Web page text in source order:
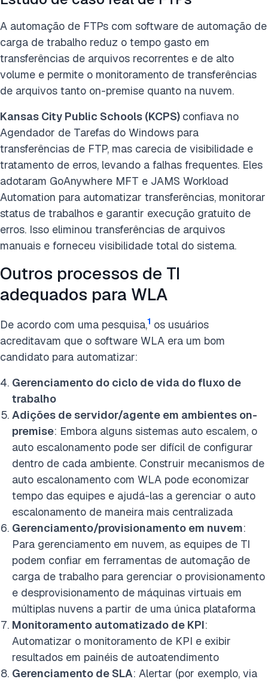
A automação de FTPs com software de automação de
carga de trabalho reduz o tempo gasto em
transferências de arquivos recorrentes e de alto
volume e permite o monitoramento de transferências
de arquivos tanto on-premise quanto na nuvem.
Kansas City Public Schools (KCPS) confiava no
Agendador de Tarefas do Windows para
transferências de FTP, mas carecia de visibilidade e
tratamento de erros, levando a falhas frequentes. Eles
adotaram GoAnywhere MFT e JAMS Workload
Automation para automatizar transferências, monitorar
status de trabalhos e garantir execução gratuito de
erros. Isso eliminou transferências de arquivos
manuais e forneceu visibilidade total do sistema.
Outros processos de TI
adequados para WLA
De acordo com uma pesquisa,1 os usuários
acreditavam que o software WLA era um bom
candidato para automatizar:
Gerenciamento do ciclo de vida do fluxo de
trabalho
Adições de servidor/agente em ambientes on-
premise: Embora alguns sistemas auto escalem, o
auto escalonamento pode ser difícil de configurar
dentro de cada ambiente. Construir mecanismos de
auto escalonamento com WLA pode economizar
tempo das equipes e ajudá-las a gerenciar o auto
escalonamento de maneira mais centralizada
Gerenciamento/provisionamento em nuvem:
Para gerenciamento em nuvem, as equipes de TI
podem confiar em ferramentas de automação de
carga de trabalho para gerenciar o provisionamento
e desprovisionamento de máquinas virtuais em
múltiplas nuvens a partir de uma única plataforma
Monitoramento automatizado de KPI:
Automatizar o monitoramento de KPI e exibir
resultados em painéis de autoatendimento
Gerenciamento de SLA: Alertar (por exemplo, via